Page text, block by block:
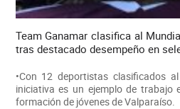
Team Ganamar clasifica al
tras destacado desempeño en
•Con 12 deportistas clasificados
iniciativa es un ejemplo de trabajo
formación de jóvenes de Valparaíso.